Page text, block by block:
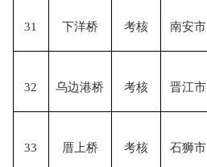
31 下洋桥 考核 南安市
32 乌边港桥 考核 晋江市
33 厝上桥 考核 石狮市